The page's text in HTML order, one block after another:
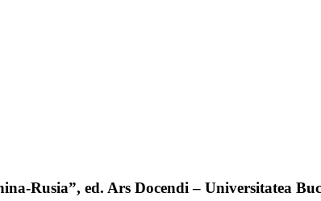
Rusia”, ed. Ars Docendi – Universitatea